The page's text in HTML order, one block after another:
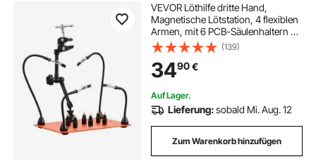
VEVOR Löthilfe dritte Hand,
Magnetische Lötstation, 4 flexiblen
Armen, mit 6 PCB-Säulenhaltern &
360-Grad-Heißluftpistolenhalter,
Helfende Hand für elektronische
Reparaturarbeiten, 279x178x3mm
(139)
3490€
Auf Lager.
Lieferung:sobald Mi. Aug. 12
Zum Warenkorb hinzufügen